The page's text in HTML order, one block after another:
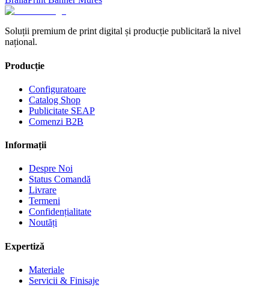
Soluții premium de print digital și producție publicitară la nivel
național.
Producție
Configuratoare
Catalog Shop
Publicitate SEAP
Comenzi B2B
Informații
Despre Noi
Status Comandă
Livrare
Termeni
Confidențialitate
Noutăți
Expertiză
Materiale
Servicii & Finisaje